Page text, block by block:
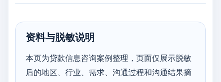
资料与脱敏说明
本页为贷款信息咨询案例整理，页面仅展示脱敏
后的地区、行业、需求、沟通过程和沟通结果摘